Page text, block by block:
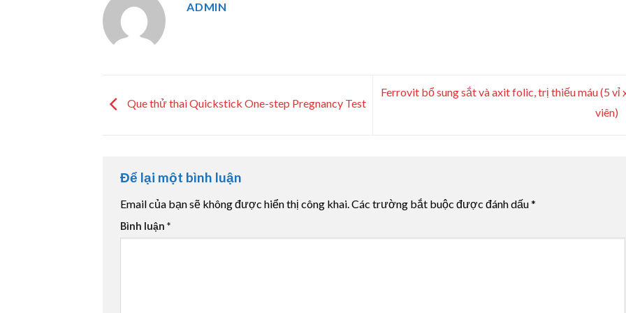
ADMIN
Que thử thai Quickstick One-step Pregnancy Test
Ferrovit bổ sung sắt và axit folic, trị thiếu máu (5 vỉ
viên)
Để lại một bình luận
Email của bạn sẽ không được hiển thị công khai. Các trường bắt buộc được đánh dấu*
Bình luận *